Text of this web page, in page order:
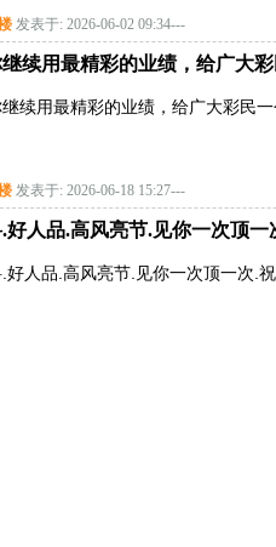
发表于: 2026-06-02 09:34---
续用最精彩的业绩，给广大
继续用最精彩的业绩，给广大彩民
发表于: 2026-06-18 15:27---
好人品.高风亮节.见你一次顶一
好人品.高风亮节.见你一次顶一次.